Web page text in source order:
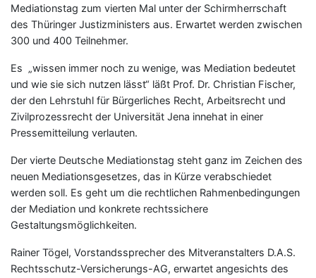
Mediationstag zum vierten Mal unter der Schirmherrschaft
des Thüringer Justizministers aus. Erwartet werden zwischen
300 und 400 Teilnehmer.
Es „wissen immer noch zu wenige, was Mediation bedeutet
und wie sie sich nutzen lässt“ läßt Prof. Dr. Christian Fischer,
der den Lehrstuhl für Bürgerliches Recht, Arbeitsrecht und
Zivilprozessrecht der Universität Jena innehat in einer
Pressemitteilung verlauten.
Der vierte Deutsche Mediationstag steht ganz im Zeichen des
neuen Mediationsgesetzes, das in Kürze verabschiedet
werden soll. Es geht um die rechtlichen Rahmenbedingungen
der Mediation und konkrete rechtssichere
Gestaltungsmöglichkeiten.
Rainer Tögel, Vorstandssprecher des Mitveranstalters D.A.S.
Rechtsschutz-Versicherungs-AG, erwartet angesichts des